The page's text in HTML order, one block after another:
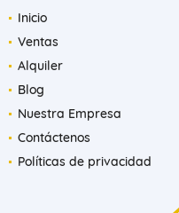
Inicio
Ventas
Alquiler
Blog
Nuestra Empresa
Contáctenos
Políticas de privacidad